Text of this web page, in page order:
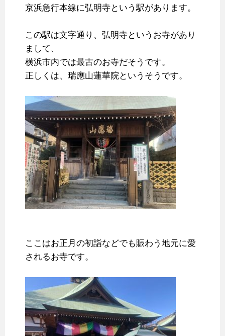
京浜急行本線に弘明寺という駅があります。
この駅は文字通り、弘明寺というお寺があり
まして、
横浜市内では最古のお寺だそうです。
正しくは、瑞應山蓮華院というそうです。
ここはお正月の初詣などでも賑わう地元に愛
されるお寺です。